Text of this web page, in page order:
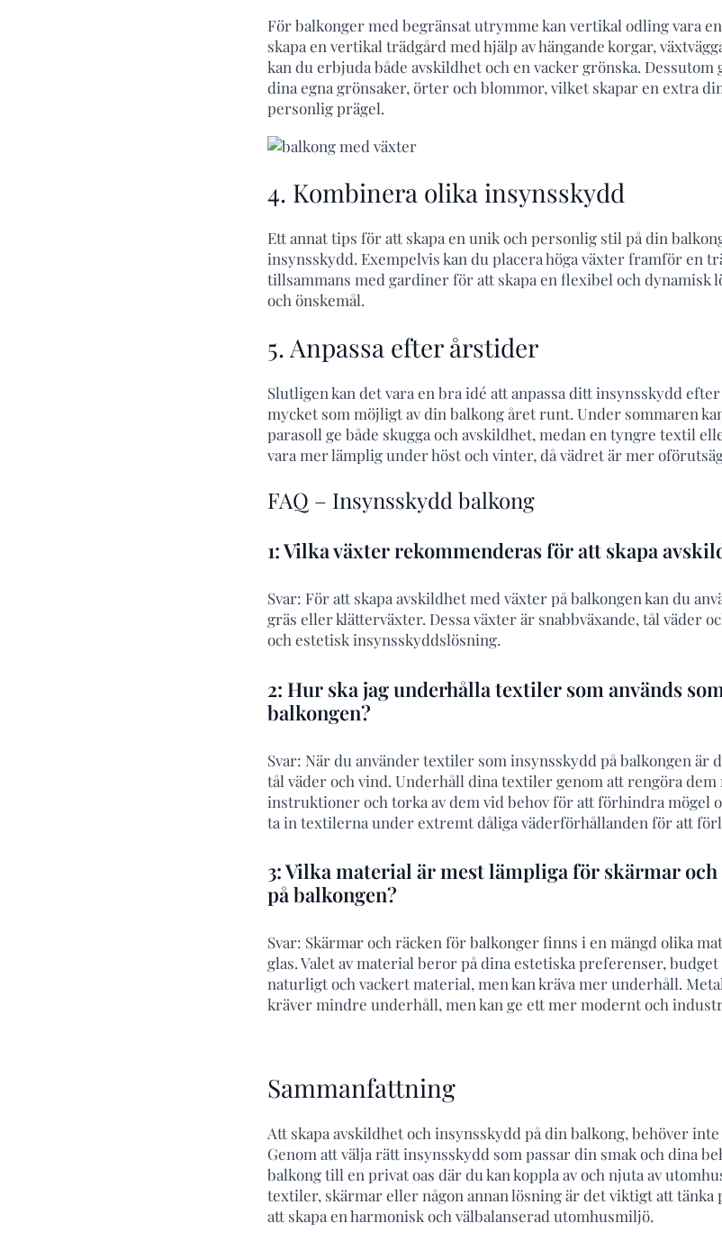
För balkonger med begränsat utrymme kan vertikal odling vara
skapa en vertikal trädgård med hjälp av hängande korgar,
kan du erbjuda både avskildhet och en vacker grönska.
dina egna grönsaker, örter och blommor, vilket skapar en extra
personlig prägel.
4. Kombinera olika insynsskydd
Ett annat tips för att skapa en unik och personlig stil på din
insynsskydd. Exempelvis kan du placera höga växter framför en
tillsammans med gardiner för att skapa en flexibel och dynamisk
och önskemål.
5. Anpassa efter årstider
Slutligen kan det vara en bra idé att anpassa ditt insynsskydd
mycket som möjligt av din balkong året runt. Under sommaren
parasoll ge både skugga och avskildhet, medan en tyngre textil
vara mer lämplig under höst och vinter, då vädret är mer
FAQ – Insynsskydd balkong
1: Vilka växter rekommenderas för att skapa
Svar: För att skapa avskildhet med växter på balkongen kan du
gräs eller klätterväxter. Dessa växter är snabbväxande, tål väder
och estetisk insynsskyddslösning.
2: Hur ska jag underhålla textiler som används
balkongen?
Svar: När du använder textiler som insynsskydd på balkongen är
tål väder och vind. Underhåll dina textiler genom att rengöra
instruktioner och torka av dem vid behov för att förhindra mögel
ta in textilerna under extremt dåliga väderförhållanden för att
3: Vilka material är mest lämpliga för skärmar
på balkongen?
Svar: Skärmar och räcken för balkonger finns i en mängd olika
glas. Valet av material beror på dina estetiska preferenser,
naturligt och vackert material, men kan kräva mer underhåll.
kräver mindre underhåll, men kan ge ett mer modernt och
Sammanfattning
Att skapa avskildhet och insynsskydd på din balkong, behöver
Genom att välja rätt insynsskydd som passar din smak och dina
balkong till en privat oas där du kan koppla av och njuta av
textiler, skärmar eller någon annan lösning är det viktigt att
att skapa en harmonisk och välbalanserad utomhusmiljö.